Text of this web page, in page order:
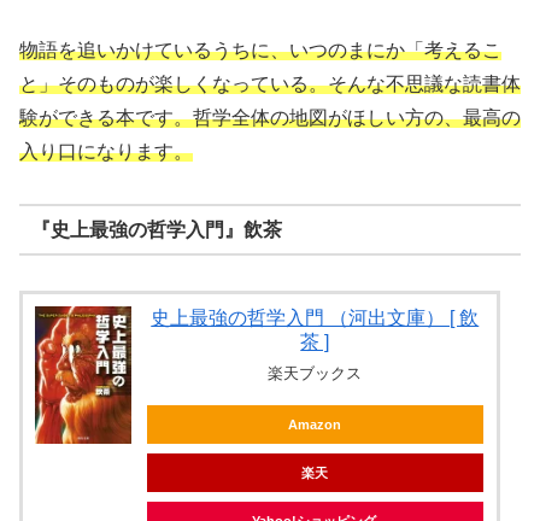
物語を追いかけているうちに、いつのまにか「考えるこ
と」そのものが楽しくなっている。そんな不思議な読書体
験ができる本です。哲学全体の地図がほしい方の、最高の
入り口になります。
『史上最強の哲学入門』飲茶
史上最強の哲学入門 （河出文庫） [ 飲
茶 ]
楽天ブックス
Amazon
楽天